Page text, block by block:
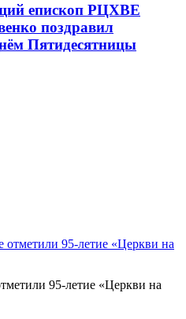
епископ РЦХВЕ
поздравил
Пятидесятницы
95-летие «Церкви на